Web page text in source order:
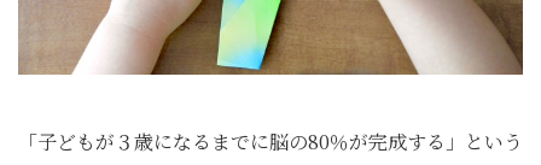
「子どもが３歳になるまでに脳の80％が完成する」という